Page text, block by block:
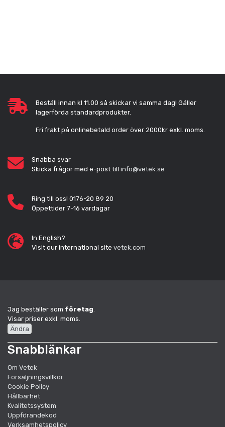
Beställ innan kl 11.00 så skickar vi samma dag! Gäller
lagerförda standardprodukter.
Fri frakt på onlinebetald order över 2000kr exkl. moms.
Snabba svar
Skicka frågor med e-post till info@vetek.se
Ring till oss! 0176-20 89 20
Öppettider 7-16 vardagar
In English?
Visit our international site vetek.com
Jag beställer som företag
Visar priser exkl. moms.
Ändra
Snabblänkar
Om Vetek
Försäljningsvillkor
Cookie Policy
Hållbarhet
Kvalitetssystem
Uppförandekod
Verksamhetspolicy